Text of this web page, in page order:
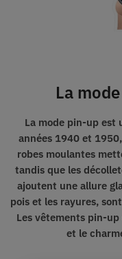
La
La mode pin-up est
années 1940 et
robes moulantes
tandis que les
ajoutent une allure
pois et les rayures,
Les vêtements pin-up
et le